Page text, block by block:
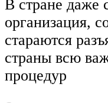
В стране даже
организация,
стараются
страны всю
процедур